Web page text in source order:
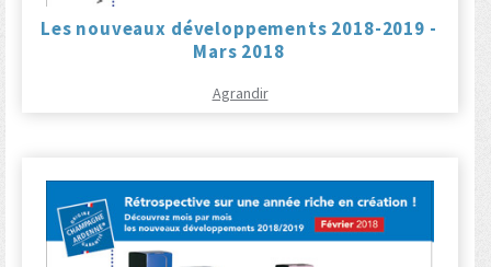
Les nouveaux développements 2018-2019 -
Mars 2018
Agrandir